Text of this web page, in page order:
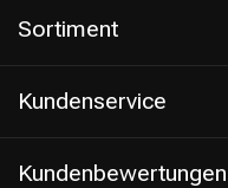
Sortiment
Kundenservice
Kundenbewertungen